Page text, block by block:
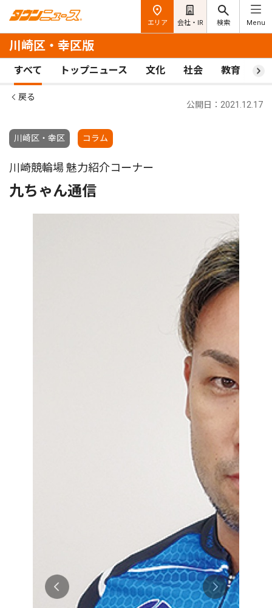
エリア 会社・IR 検索 Menu
川崎区・幸区版
すべて トップニュース 文化 社会 教育 ス
戻る
川崎区・幸区 コラム
公開日：2021.12.17
川崎競輪場 魅力紹介コーナー
九ちゃん通信